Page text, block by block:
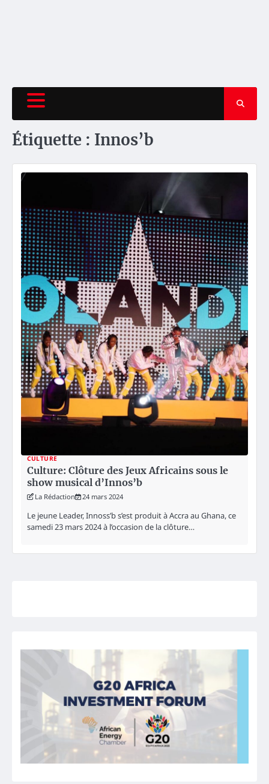
Étiquette : Innos’b
CULTURE
Culture: Clôture des Jeux Africains sous le
show musical d’Innos’b
La Rédaction 24 mars 2024
Le jeune Leader, Innoss’b s’est produit à Accra au Ghana, ce
samedi 23 mars 2024 à l’occasion de la clôture…